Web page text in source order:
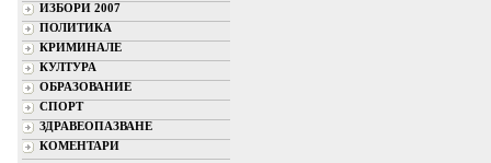
ИЗБОРИ 2007
ПОЛИТИКА
КРИМИНАЛЕ
КУЛТУРА
ОБРАЗОВАНИЕ
СПОРТ
ЗДРАВЕОПАЗВАНЕ
КОМЕНТАРИ